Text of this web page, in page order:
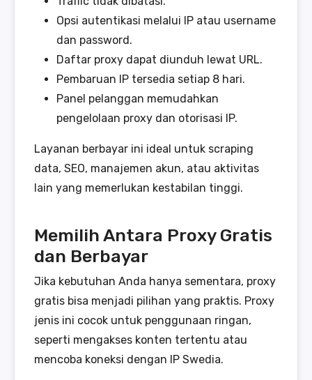
Opsi autentikasi melalui IP atau username
dan password.
Daftar proxy dapat diunduh lewat URL.
Pembaruan IP tersedia setiap 8 hari.
Panel pelanggan memudahkan
pengelolaan proxy dan otorisasi IP.
Layanan berbayar ini ideal untuk scraping
data, SEO, manajemen akun, atau aktivitas
lain yang memerlukan kestabilan tinggi.
Memilih Antara Proxy Gratis
dan Berbayar
Jika kebutuhan Anda hanya sementara, proxy
gratis bisa menjadi pilihan yang praktis. Proxy
jenis ini cocok untuk penggunaan ringan,
seperti mengakses konten tertentu atau
mencoba koneksi dengan IP Swedia.